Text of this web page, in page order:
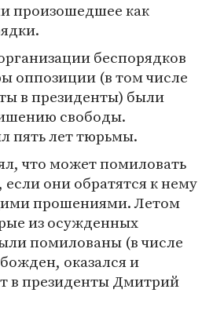
произошедшее как
беспорядков
оппозиции (в том числе
в президенты) были
свободы.
пять лет тюрьмы.
что может помиловать
они обратятся к нему
прошениями. Летом
из осужденных
помилованы (в числе
оказался и
в президенты Дмитрий